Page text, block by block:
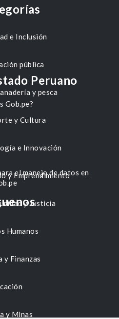
e Inclusión
pública
y pesca
y Cultura
e Innovación
y Emprendimiento
y Justicia
Humanos
y Finanzas
y Minas
Peruano
Gob.pe?
el manejo de datos en